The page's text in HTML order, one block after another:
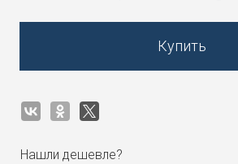
Купить
Нашли дешевле?